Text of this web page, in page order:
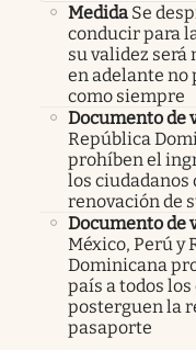
Medida Se
conducir para
su validez será
en adelante no
como siempre
Documento de
República
prohíben el
los ciudadanos
renovación de
Documento de
México, Perú y
Dominicana
país a todos
posterguen la
pasaporte